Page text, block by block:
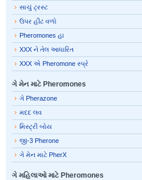
સાચું ટ્રસ્ટ
ઉપર હીટ વળો
Pheromones હા
XXX ને તેલ આધારિત
XXX એ Pheromone સ્પ્રે
ગે મેન માટે Pheromones
ગે Pherazone
મદદ લવ
મિસ્ટ્રી બોય
જી-3 Pherone
ગે મેન માટે PherX
ગે મહિલાઓ માટે Pheromones